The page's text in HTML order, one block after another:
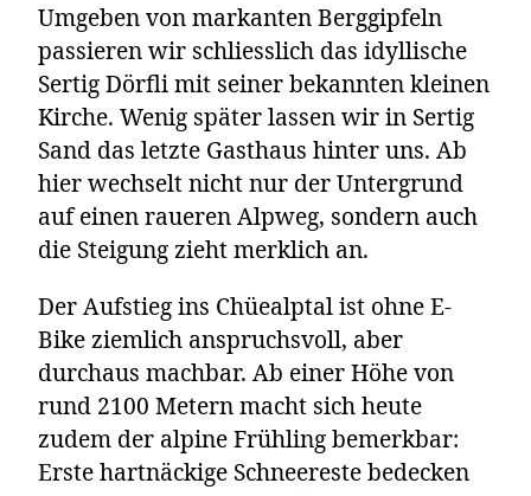
Umgeben von markanten Berggipfeln
passieren wir schliesslich das idyllische
Sertig Dörfli mit seiner bekannten kleinen
Kirche. Wenig später lassen wir in Sertig
Sand das letzte Gasthaus hinter uns. Ab
hier wechselt nicht nur der Untergrund
auf einen raueren Alpweg, sondern auch
die Steigung zieht merklich an.
Der Aufstieg ins Chüealptal ist ohne E-
Bike ziemlich anspruchsvoll, aber
durchaus machbar. Ab einer Höhe von
rund 2100 Metern macht sich heute
zudem der alpine Frühling bemerkbar:
Erste hartnäckige Schneereste bedecken